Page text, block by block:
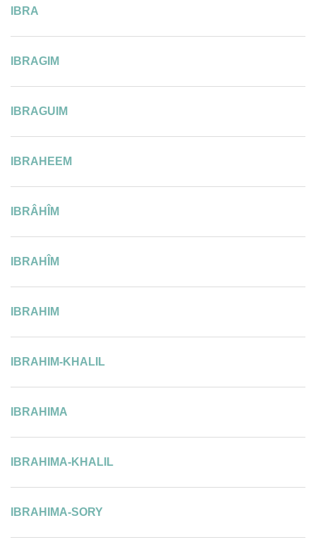
IBRA
IBRAGIM
IBRAGUIM
IBRAHEEM
IBRÂHÎM
IBRAHÎM
IBRAHIM
IBRAHIM-KHALIL
IBRAHIMA
IBRAHIMA-KHALIL
IBRAHIMA-SORY